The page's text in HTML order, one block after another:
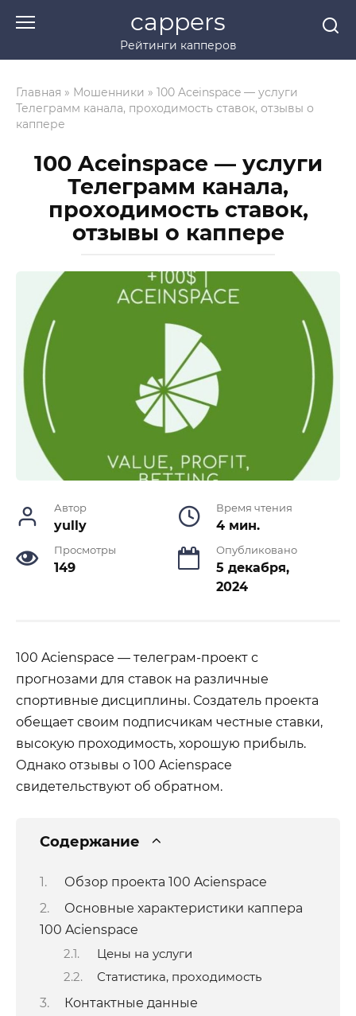
cappers
Рейтинги капперов
Главная » Мошенники » 100 Aceinspace — услуги
Телеграмм канала, проходимость ставок, отзывы о
каппере
100 Aceinspace — услуги
Телеграмм канала,
проходимость ставок,
отзывы о каппере
Автор
yully
Время чтения
4 мин.
Просмотры
149
Опубликовано
5 декабря,
2024
100 Acienspace — телеграм-проект с
прогнозами для ставок на различные
спортивные дисциплины. Создатель проекта
обещает своим подписчикам честные ставки,
высокую проходимость, хорошую прибыль.
Однако отзывы о 100 Acienspace
свидетельствуют об обратном.
Содержание
Обзор проекта 100 Acienspace
Основные характеристики каппера
100 Acienspace
Цены на услуги
Статистика, проходимость
Контактные данные